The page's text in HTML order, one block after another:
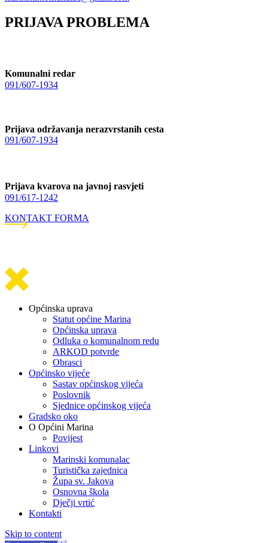
PRIJAVA PROBLEMA
Komunalni redar
091/607-1934
Prijava održavanja nerazvrstanih cesta
091/607-1934
Prijava kvarova na javnoj rasvjeti
091/617-1242
KONTAKT FORMA
Općinska uprava
Statut općine Marina
Općinska uprava
Odluka o komunalnom redu
ARKOD potvrde
Obrasci
Općinsko vijeće
Sastav općinskog vijeća
Poslovnik
Sjednice općinskog vijeća
Gradsko oko
O Općini Marina
Povijest
Linkovi
Marinski komunalac
Turistička zajednica
Župa sv. Jakova
Osnovna škola
Dječji vrtić
Kontakti
Skip to content